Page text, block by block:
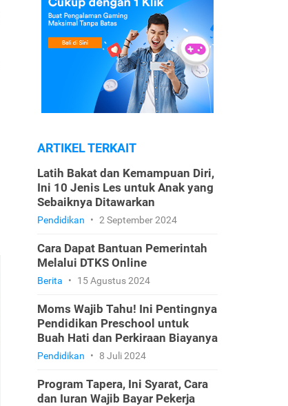
ARTIKEL TERKAIT
Latih Bakat dan Kemampuan Diri,
Ini 10 Jenis Les untuk Anak yang
Sebaiknya Ditawarkan
Pendidikan • 2 September 2024
Cara Dapat Bantuan Pemerintah
Melalui DTKS Online
Berita • 15 Agustus 2024
Moms Wajib Tahu! Ini Pentingnya
Pendidikan Preschool untuk
Buah Hati dan Perkiraan Biayanya
Pendidikan • 8 Juli 2024
Program Tapera, Ini Syarat, Cara
dan Iuran Wajib Bayar Pekerja